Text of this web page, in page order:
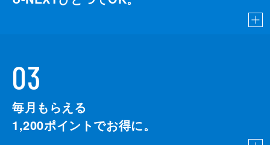
03
毎月もらえる
1,200ポイントでお得に。